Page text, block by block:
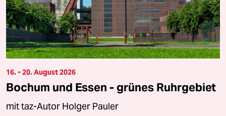
16. - 20. August 2026
Bochum und Essen - grünes Ruhrgebiet
mit taz-Autor Holger Pauler